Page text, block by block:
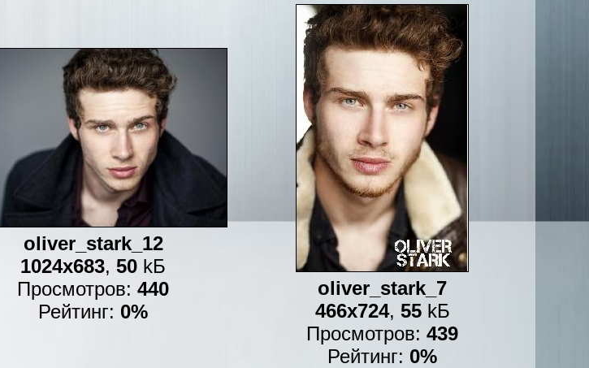
oliver_stark_12
1024x683,50 kБ
Просмотров:440
Рейтинг: 0%
oliver_stark_7
466x724, 55kБ
Просмотров:439
Рейтинг: 0%